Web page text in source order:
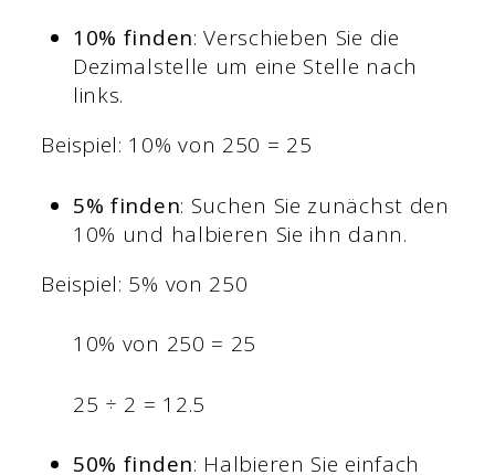
10% finden: Verschieben Sie die
Dezimalstelle um eine Stelle nach
links.
Beispiel: 10% von 250 = 25
5% finden: Suchen Sie zunächst den
10% und halbieren Sie ihn dann.
Beispiel: 5% von 250
10% von 250 = 25
25 ÷ 2 = 12.5
50% finden: Halbieren Sie einfach